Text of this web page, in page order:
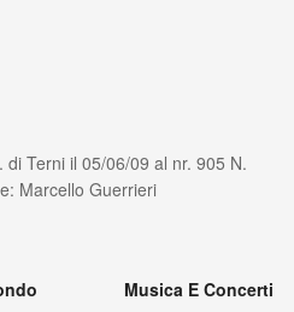
Terni il 05/06/09 al nr. 905 N.
Marcello Guerrieri
Musica E Concerti